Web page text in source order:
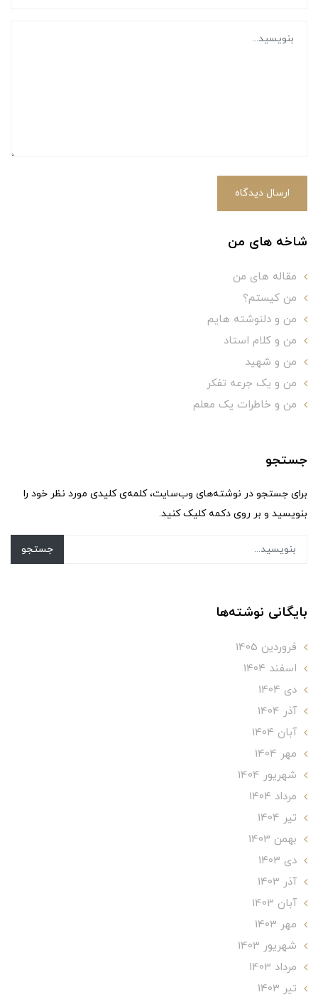
ارسال دیدگاه
شاخه های من
مقاله های من
من کیستم؟
من و دلنوشته هایم
من و کلام استاد
من و شهید
من و یک جرعه تفکر
من و خاطرات یک معلم
جستجو
برای جستجو در نوشته‌های وب‌سایت، کلمه‌ی کلیدی مورد نظر خود را
بنویسید و بر روی دکمه کلیک کنید.
جستجو
بایگانی نوشته‌ها
فروردین 1405
اسفند 1404
دی 1404
آذر 1404
آبان 1404
مهر 1404
شهریور 1404
مرداد 1404
تير 1404
بهمن 1403
دی 1403
آذر 1403
آبان 1403
مهر 1403
شهریور 1403
مرداد 1403
تير 1403